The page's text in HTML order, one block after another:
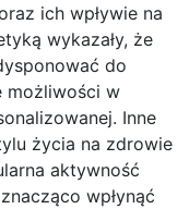
ich wpływie na
wykazały, że
do
możliwości w
Inne
życia na zdrowie
aktywność
wpłynąć